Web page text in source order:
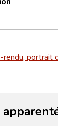
rendu, portrait